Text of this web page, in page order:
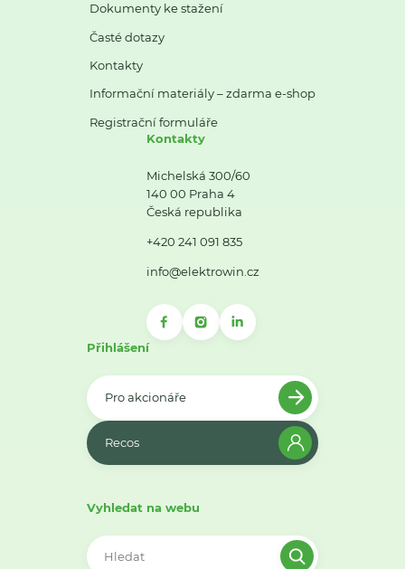
Dokumenty ke stažení
Časté dotazy
Kontakty
Informační materiály – zdarma e-shop
Registrační formuláře
Kontakty
Michelská 300/60
140 00 Praha 4
Česká republika
+420 241 091 835
info@elektrowin.cz
Přihlášení
Pro akcionáře
Recos
Vyhledat na webu